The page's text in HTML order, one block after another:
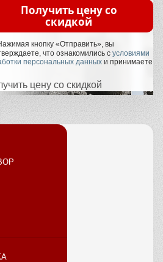
Получить цену со
скидкой
кнопку «Отправить», вы
что ознакомились с условиями
персональных данныхи принимаете
цену со скидкой